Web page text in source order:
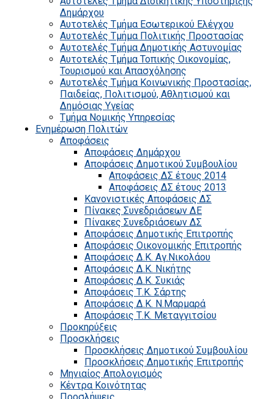
Δημάρχου
Αυτοτελές Τμήμα Εσωτερικού Ελέγχου
Αυτοτελές Τμήμα Πολιτικής Προστασίας
Αυτοτελές Τμήμα Δημοτικής Αστυνομίας
Αυτοτελές Τμήμα Τοπικής Οικονομίας,
Τουρισμού και Απασχόλησης
Αυτοτελές Τμήμα Κοινωνικής Προστασίας,
Παιδείας, Πολιτισμού, Αθλητισμού και
Δημόσιας Υγείας
Τμήμα Νομικής Υπηρεσίας
Ενημέρωση Πολιτών
Αποφάσεις
Αποφάσεις Δημάρχου
Αποφάσεις Δημοτικού Συμβουλίου
Αποφάσεις ΔΣ έτους 2014
Αποφάσεις ΔΣ έτους 2013
Κανονιστικές Αποφάσεις ΔΣ
Πίνακες Συνεδριάσεων ΔΕ
Πίνακες Συνεδριάσεων ΔΣ
Αποφάσεις Δημοτικής Επιτροπής
Αποφάσεις Οικονομικής Επιτροπής
Αποφάσεις Δ.Κ. Αγ.Νικολάου
Αποφάσεις Δ.Κ. Νικήτης
Αποφάσεις Δ.Κ. Συκιάς
Αποφάσεις Τ.Κ. Σάρτης
Αποφάσεις Δ.Κ. Ν.Μαρμαρά
Αποφάσεις Τ.Κ. Μεταγγιτσίου
Προκηρύξεις
Προσκλήσεις
Προσκλήσεις Δημοτικού Συμβουλίου
Προσκλήσεις Δημοτικής Επιτροπής
Μηνιαίος Απολογισμός
Κέντρα Κοινότητας